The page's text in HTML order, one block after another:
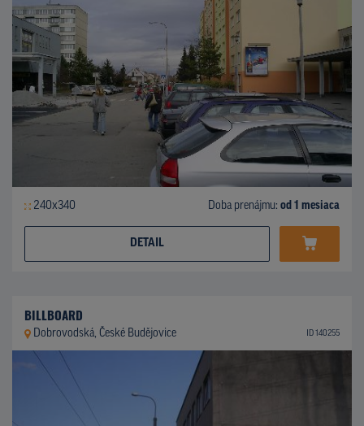
240x340 Doba prenájmu: od 1 mesiaca
DETAIL
BILLBOARD
Dobrovodská, České Budějovice ID 140255